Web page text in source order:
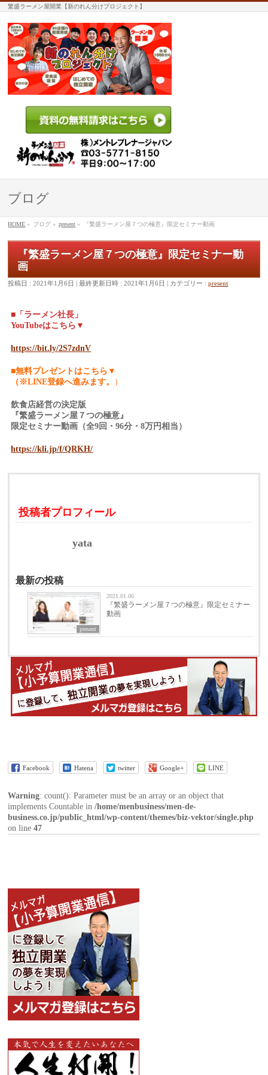
繁盛ラーメン屋開業【新のれん分けプロジェクト】
ブログ
HOME » ブログ » present » 『繁盛ラーメン屋７つの極意』限定セミナー動画
『繁盛ラーメン屋７つの極意』限定セミナー動
画
投稿日 : 2021年1月6日 最終更新日時 : 2021年1月6日 カテゴリー :present
■「ラーメン社長」
YouTubeはこちら ▼
https://bit.ly/2S7zdnV
■無料プレゼントはこちら▼
（※LINE登録へ進みます。
）
飲食店経営の決定版
『繁盛ラーメン屋７つの極意』
限定セミナー動画（全9回・96分・8万円相当）
https://kli.jp/f/QRKH/
投稿者プロフィール
yata
最新の投稿
present
2021.01.06
『繁盛ラーメン屋７つの極意』限定セミナー
動画
Facebook Hatena twitter Google+ LINE
Warning: count(): Parameter must be an array or an object that
implements Countable in/home/menbusiness/men-de-
business.co.jp/public_html/wp-content/themes/biz-vektor/single.php
on line47